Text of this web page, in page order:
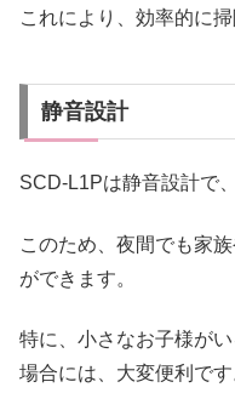
これにより、効率的に
静音設計
SCD-L1Pは静音設計で
このため、夜間でも家
ができます。
特に、小さなお子様が
場合には、大変便利です